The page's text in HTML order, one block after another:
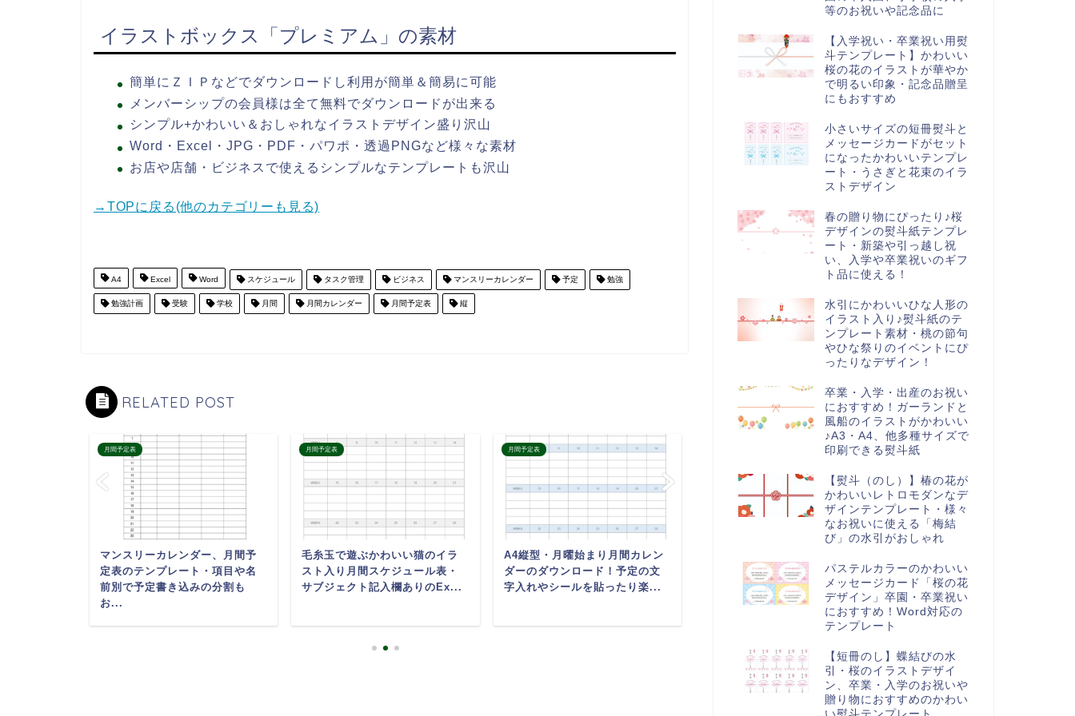
イラストボックス「プレミアム」の素材
簡単にＺＩＰなどでダウンロードし利用が簡単＆簡易に可能
メンバーシップの会員様は全て無料でダウンロードが出来る
シンプル+かわいい＆おしゃれなイラストデザイン盛り沢山
Word・Excel・JPG・PDF・パワポ・透過PNGなど様々な素材
お店や店舗・ビジネスで使えるシンプルなテンプレートも沢山
→TOPに戻る(他のカテゴリーも見る)
A4 Excel Word スケジュール タスク管理 ビジネス マンスリーカレンダー 予定 勉強
勉強計画 受験 学校 月間 月間カレンダー 月間予定表 縦
RELATED POST
月間予定表
マンスリーカレンダー、月間予
定表のテンプレート・項目や名
前別で予定書き込みの分割も
お...
月間予定表
毛糸玉で遊ぶかわいい猫のイラ
スト入り月間スケジュール表・
サブジェクト記入欄ありのEx...
月間予定表
A4縦型・月曜始まり月間カレン
ダーのダウンロード！予定の文
字入れやシールを貼ったり楽...
定表のテンプレート・項目や名
前別で予定書き込みの分割も
月間予定表
スト入り月間スケジュール表・
サブジェクト記入欄ありのEx...
等のお祝いや記念品に
【入学祝い・卒業祝い用熨
斗テンプレート】かわいい
桜の花のイラストが華やか
で明るい印象・記念品贈呈
にもおすすめ
小さいサイズの短冊熨斗と
メッセージカードがセット
になったかわいいテンプレ
ート・うさぎと花束のイラ
ストデザイン
春の贈り物にぴったり♪桜
デザインの熨斗紙テンプレ
ート・新築や引っ越し祝
い、入学や卒業祝いのギフ
ト品に使える！
水引にかわいいひな人形の
イラスト入り♪熨斗紙のテ
ンプレート素材・桃の節句
やひな祭りのイベントにぴ
ったりなデザイン！
卒業・入学・出産のお祝い
におすすめ！ガーランドと
風船のイラストがかわいい
♪A3・A4、他多種サイズで
印刷できる熨斗紙
【熨斗（のし）】椿の花が
かわいいレトロモダンなデ
ザインテンプレート・様々
なお祝いに使える「梅結
び」の水引がおしゃれ
パステルカラーのかわいい
メッセージカード「桜の花
デザイン」卒園・卒業祝い
におすすめ！Word対応の
テンプレート
【短冊のし】蝶結びの水
引・桜のイラストデザイ
ン、卒業・入学のお祝いや
贈り物におすすめのかわい